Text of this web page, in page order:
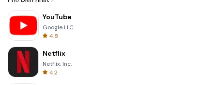
YouTube
Google LLC
4.8
Netflix
Netflix, Inc.
4.2